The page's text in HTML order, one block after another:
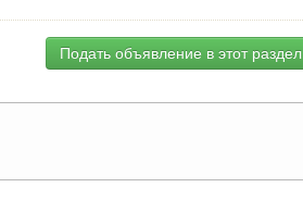
Подать объявление в этот раздел